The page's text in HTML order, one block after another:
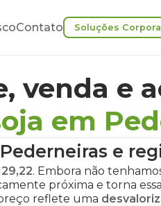
Contato Soluções
venda e
em
e
. Embora não
próxima e torna
reflete uma